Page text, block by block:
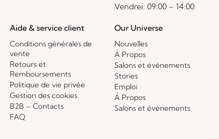
Vendrei: 09:00 – 14:00
Aide & service client
Conditions générales de
vente
Retours et
Remboursements
Politique de vie privée
Gestion des cookies
B2B – Contacts
FAQ
Our Universe
Nouvelles
Á Propos
Salons et événements
Stories
Emploi
Á Propos
Salons et événements